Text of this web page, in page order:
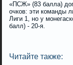
«ПСЖ» (83 балла)
очков: эти команды
Лиги 1, но у
балл) - 20-я.
Читайте также: